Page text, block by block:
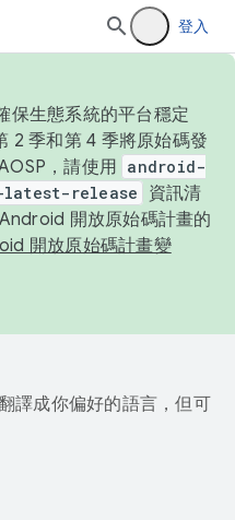
登入
保生態系統的平台穩定
2 季和第 4 季將原始碼發
，請使用 android-
latest-release
資訊清
開放原始碼計畫的
開放原始碼計畫變
譯成你偏好的語言，但可